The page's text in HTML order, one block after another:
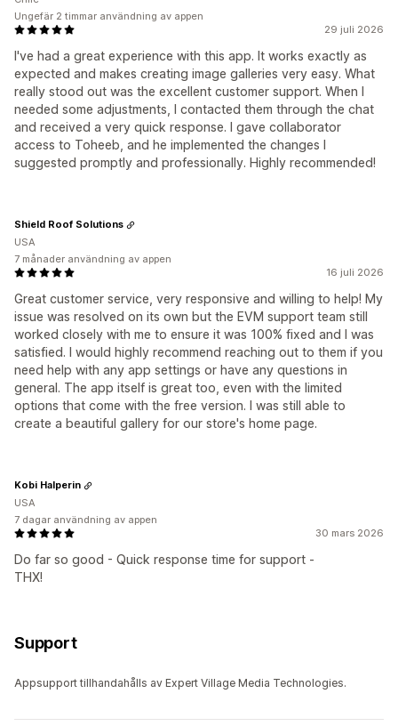
29 juli 2026
I've had a great experience with this app. It works exactly as
expected and makes creating image galleries very easy. What
really stood out was the excellent customer support. When I
needed some adjustments, I contacted them through the chat
and received a very quick response. I gave collaborator
access to Toheeb, and he implemented the changes I
suggested promptly and professionally. Highly recommended!
Ungefär 2 timmar användning av appen
16 juli 2026
Great customer service, very responsive and willing to help! My
issue was resolved on its own but the EVM support team still
worked closely with me to ensure it was 100% fixed and I was
satisfied. I would highly recommend reaching out to them if you
need help with any app settings or have any questions in
general. The app itself is great too, even with the limited
options that come with the free version. I was still able to
create a beautiful gallery for our store's home page.
Shield Roof Solutions
USA
7 månader användning av appen
30 mars 2026
Do far so good - Quick response time for support -
THX!
Kobi Halperin
USA
7 dagar användning av appen
Support
Appsupport tillhandahålls av Expert Village Media Technologies.